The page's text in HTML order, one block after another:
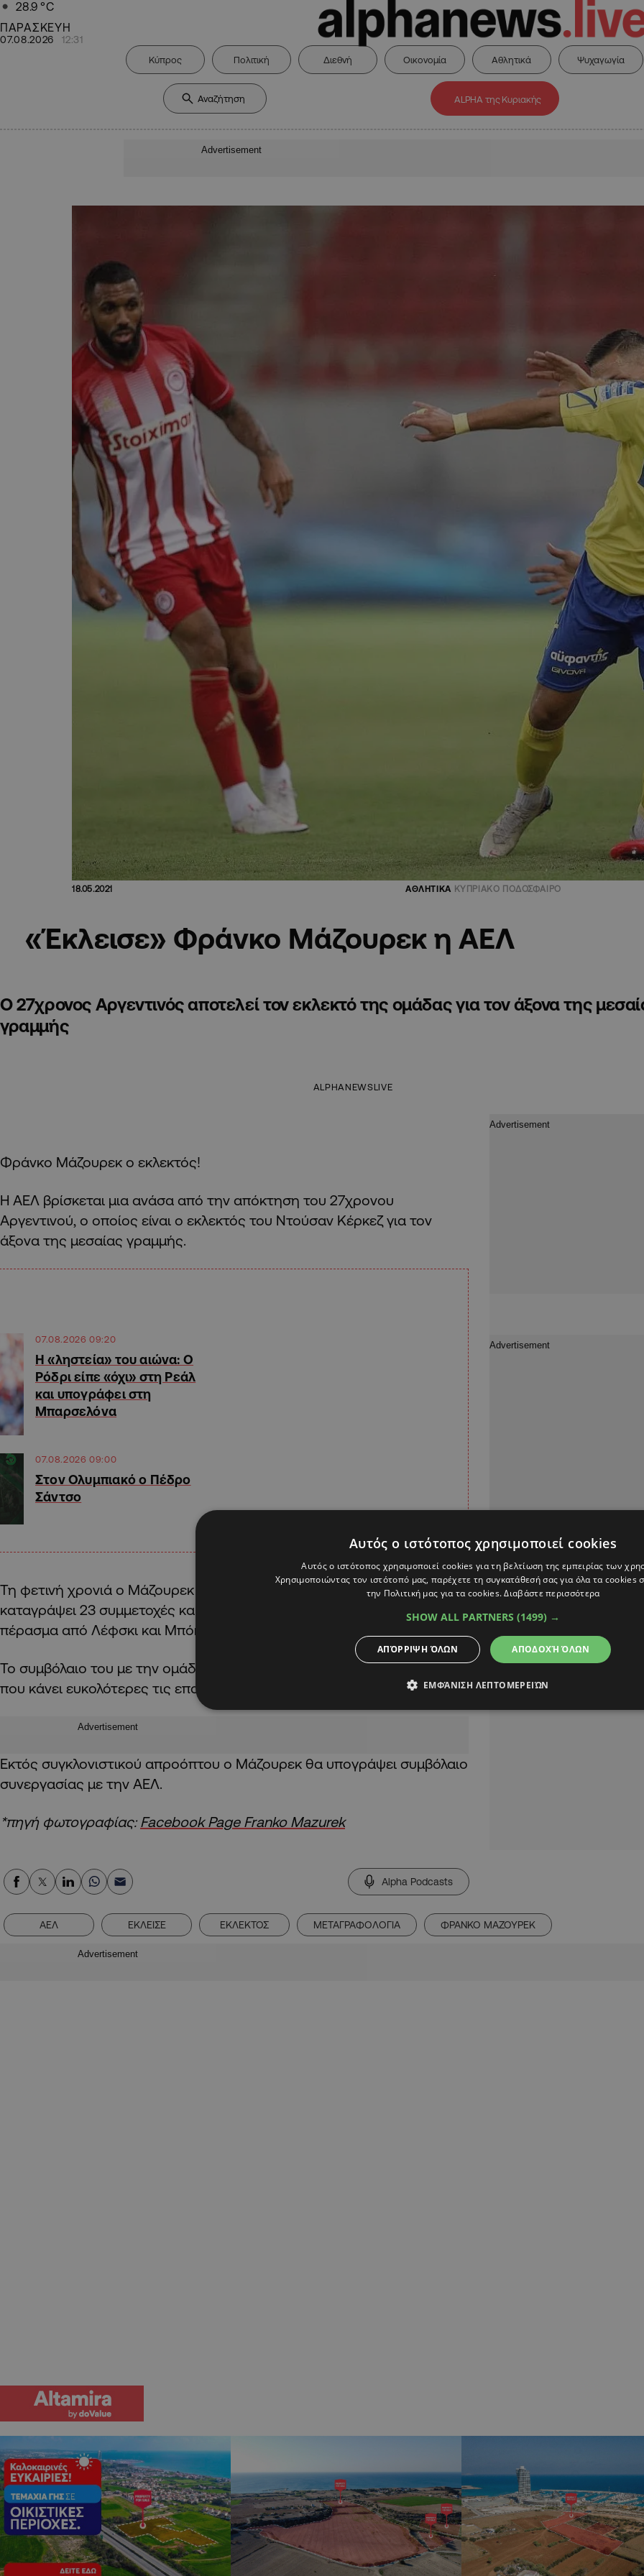
28.9 °C
ΠΑΡΑΣΚΕΥΗ
07.08.2026 12:31
Κύπρος Πολιτική Διεθνή Οικονομία Αθλητικά Ψυχαγωγία
ALPHA της Κυριακής
Advertisement
18.05.2021 ΑΘΛΗΤΙΚΑ ΚΥΠΡΙΑΚΟ ΠΟΔΟΣΦΑΙΡΟ
«Έκλεισε» Φράνκο Μάζουρεκ η ΑΕΛ
Ο 27χρονος Αργεντινός αποτελεί τον εκλεκτό της ομάδας για τον άξονα της
γραμμής
ALPHANEWSLIVE
Φράνκο Μάζουρεκ ο εκλεκτός!
Η ΑΕΛ βρίσκεται μια ανάσα από την απόκτηση του 27χρονου
Αργεντινού, ο οποίος είναι ο εκλεκτός του Ντούσαν Κέρκεζ για τον
άξονα της μεσαίας γραμμής.
07.08.2026 09:20
Η «ληστεία» του αιώνα: Ο
Ρόδρι είπε «όχι» στη Ρεάλ
και υπογράφει στη
Μπαρσελόνα
07.08.2026 09:00
Στον Ολυμπιακό ο Πέδρο
Σάντσο
Τη φετινή χρονιά ο Μάζουρεκ αγωνιζόταν στον Παναιτωλικό, έχοντας
καταγράψει 23 συμμετοχές και πέτυχε ένα τέρμα, ενώ παλαιότερα είχε
πέρασμα από Λέφσκι και Μπόκα Τζούνιορ.
Το συμβόλαιο του με την ομάδα του Αγρινίου έχει ολοκληρωθεί, πράγμα
που κάνει ευκολότερες τις επαφές με την ομάδα της Λεμεσού.
Advertisement
Εκτός συγκλονιστικού απροόπτου ο Μάζουρεκ θα υπογράψει συμβόλαιο
συνεργασίας με την ΑΕΛ.
*πηγή φωτογραφίας:Facebook Page Franko Mazurek
Alpha Podcasts
ΑΕΛ ΕΚΛΕΙΣΕ ΕΚΛΕΚΤΟΣ ΜΕΤΑΓΡΑΦΟΛΟΓΙΑ ΦΡΑΝΚΟ ΜΑΖΟΥΡΕΚ
Advertisement
Αυτός ο ιστότοπος χρησιμοποιεί cookies
Αυτός ο ιστότοπος χρησιμοποιεί cookies για τη βελτίωση της εμπειρίας των
Χρησιμοποιώντας τον ιστότοπό μας, παρέχετε τη συγκατάθεσή σας για όλα τα cookies
την Πολιτική μας για τα cookies.Διαβάστε περισσότερα
SHOW ALL PARTNERS (1499) →
ΑΠΟΔΟΧΉ ΌΛΩΝ
ΑΠΌΡΡΙΨΗ ΌΛΩΝ
ΕΜΦΆΝΙΣΗ ΛΕΠΤΟΜΕΡΕΙΏΝ